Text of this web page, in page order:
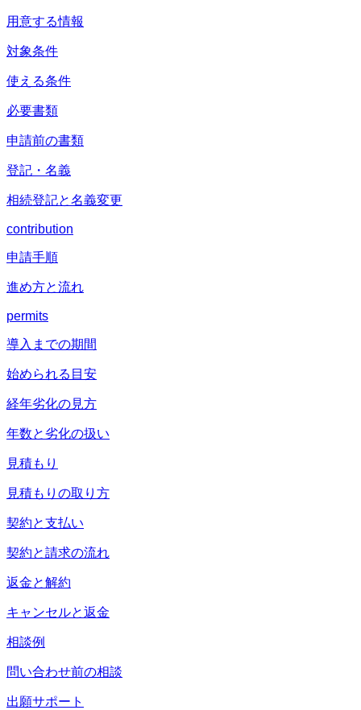
用意する情報
対象条件
使える条件
必要書類
申請前の書類
登記・名義
相続登記と名義変更
contribution
申請手順
進め方と流れ
permits
導入までの期間
始められる目安
経年劣化の見方
年数と劣化の扱い
見積もり
見積もりの取り方
契約と支払い
契約と請求の流れ
返金と解約
キャンセルと返金
相談例
問い合わせ前の相談
出願サポート